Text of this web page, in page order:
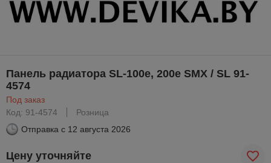
Панель радиатора SL-100e, 200e SMX / SL 91-
4574
Под заказ
Код: 91-4574
Розница
Отправка с 12 августа 2026
Цену уточняйте